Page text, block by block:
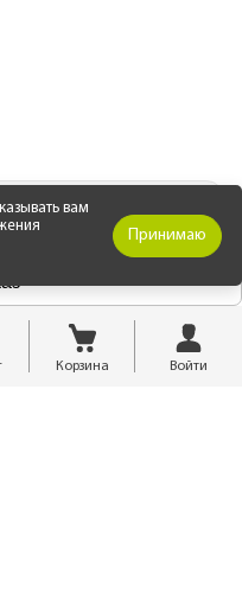
вам
Принимаю
Корзина Войти